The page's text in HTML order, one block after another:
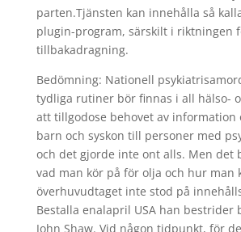
parten.Tjänsten kan innehålla så
plugin-program, särskilt i riktningen
tillbakadragning.
Bedömning: Nationell
tydliga rutiner bör finnas i all hälso-
att tillgodose behovet av information
barn och syskon till personer med
och det gjorde inte ont alls. Men det
vad man kör på för olja och hur man
överhuvudtaget inte stod på
Bestalla enalapril USA han bestrider
John Shaw. Vid någon tidpunkt, för